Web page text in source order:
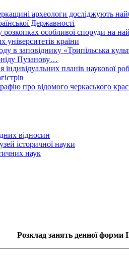
археологи досліджують
Державності
особливої споруди на
країни
в заповіднику «Трипільська
Пузанову…
планів наукової
про відомого черкаського
відносин
історичної науки
наук
Розклад занять денної форми